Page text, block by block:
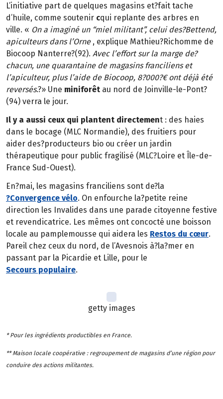
L’initiative part de quelques magasins et?fait tache
d’huile, comme soutenir cqui replante des arbres en
ville. « On a imaginé un “miel militant”, celui des?Bettend,
apiculteurs dans l’Orne, explique Mathieu?Richomme de
Biocoop Nanterre?(92). Avec l’effort sur la marge de?
chacun, une quarantaine de magasins franciliens et
l’apiculteur, plus l’aide de Biocoop, 8?000?€ ont déjà été
reversés.?» Une miniforêt au nord de Joinville-le-Pont?
(94) verra le jour.
Il y a aussi ceux qui plantent directement : des haies
dans le bocage (MLC Normandie), des fruitiers pour
aider des?producteurs bio ou créer un jardin
thérapeutique pour public fragilisé (MLC?Loire et Île-de-
France Sud-Ouest).
En?mai, les magasins franciliens sont de?la
?Convergence vélo. On enfourche la?petite reine
direction les Invalides dans une parade citoyenne festive
et revendicatrice. Les mêmes ont concocté une boisson
locale au pamplemousse qui aidera les Restos du cœur.
Pareil chez ceux du nord, de l’Avesnois à?la?mer en
passant par la Picardie et Lille, pour le
Secours populaire.
getty images
* Pour les ingrédients productibles en France.
** Maison locale coopérative : regroupement de magasins d’une région pour
conduire des actions militantes.